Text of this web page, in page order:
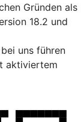
Gründen als
18.2 und
uns führen
aktiviertem